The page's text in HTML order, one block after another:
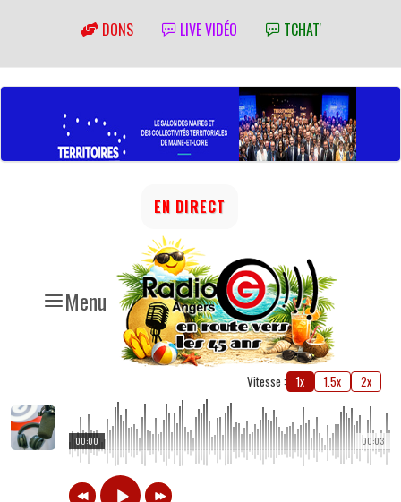
DONS LIVE VIDÉO TCHAT'
Menu
EN DIRECT
Vitesse : 1x 1.5x 2x
00:03
00:00